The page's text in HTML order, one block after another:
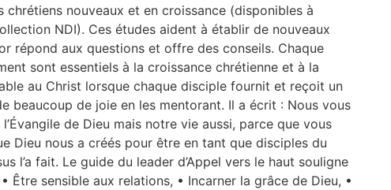
nouveaux et en croissance (disponibles à
NDI). Ces études aident à établir de nouveaux
répond aux questions et offre des conseils. Chaque
sont essentiels à la croissance chrétienne et à la
au Christ lorsque chaque disciple fournit et reçoit un
beaucoup de joie en les mentorant. Il a écrit : Nous vous
de Dieu mais notre vie aussi, parce que vous
Dieu nous a créés pour être en tant que disciples du
l’a fait. Le guide du leader d’Appel vers le haut souligne
sensible aux relations, • Incarner la grâce de Dieu, •